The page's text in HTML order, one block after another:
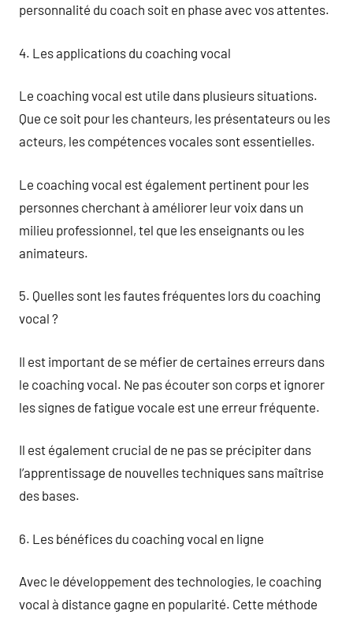
personnalité du coach soit en phase avec vos attentes.
4. Les applications du coaching vocal
Le coaching vocal est utile dans plusieurs situations.
Que ce soit pour les chanteurs, les présentateurs ou les
acteurs, les compétences vocales sont essentielles.
Le coaching vocal est également pertinent pour les
personnes cherchant à améliorer leur voix dans un
milieu professionnel, tel que les enseignants ou les
animateurs.
5. Quelles sont les fautes fréquentes lors du coaching
vocal ?
Il est important de se méfier de certaines erreurs dans
le coaching vocal. Ne pas écouter son corps et ignorer
les signes de fatigue vocale est une erreur fréquente.
Il est également crucial de ne pas se précipiter dans
l’apprentissage de nouvelles techniques sans maîtrise
des bases.
6. Les bénéfices du coaching vocal en ligne
Avec le développement des technologies, le coaching
vocal à distance gagne en popularité. Cette méthode